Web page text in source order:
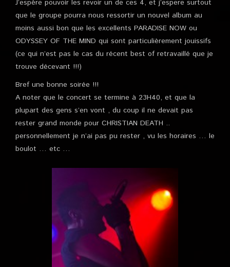
J’espère pouvoir les revoir un de ces 4, et j’espere surtout
que le groupe pourra nous ressortir un nouvel album au
moins aussi bon que les excellents PARADISE NOW ou
ODYSSEY OF THE MIND qui sont particulièrement jouissifs
(ce qui n’est pas le cas du récent best of retravaillé que je
trouve décevant !!!)
Bref une bonne soirée !!!
A noter que le concert se termine à 23H40, et que la
plupart des gens s’en vont , du coup il ne devait pas
rester grand monde pour CHRISTIAN DEATH ..
personnellement je n’ai pas pu rester , vu les horaires … le
boulot … etc …